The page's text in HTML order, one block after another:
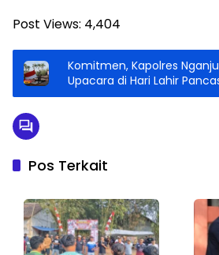
Post Views: 4,404
Komitmen, Kapolres
Upacara di Hari Lahir
Pos Terkait